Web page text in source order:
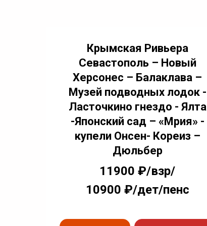
Крымская Ривьера
Севастополь – Новый
Херсонес – Балаклава –
Музей подводных лодок -
Ласточкино гнездо - Ялта
-Японский сад – «Мрия» -
купели Онсен- Кореиз –
Дюльбер
11900 ₽/взр/
10900 ₽/дет/пенс